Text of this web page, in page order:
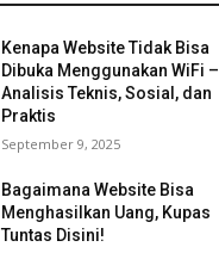
Kenapa Website Tidak Bisa
Dibuka Menggunakan WiFi –
Analisis Teknis, Sosial, dan
Praktis
September 9, 2025
Bagaimana Website Bisa
Menghasilkan Uang, Kupas
Tuntas Disini!